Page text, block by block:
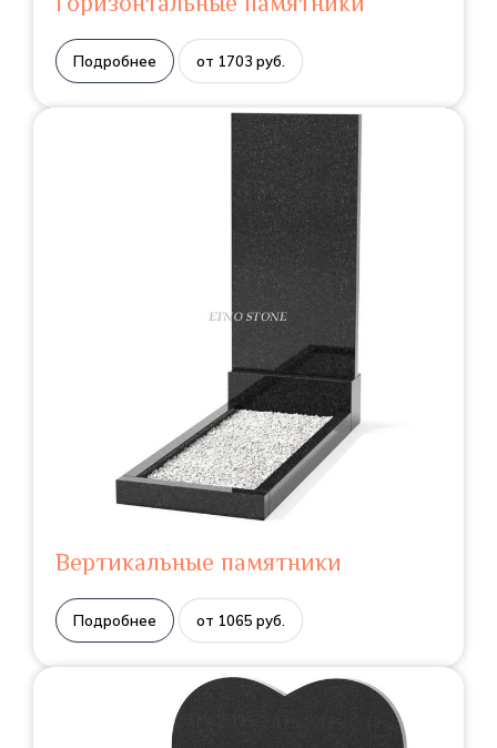
Подробнее от 1703 руб.
Вертикальные памятники
Подробнее от 1065 руб.